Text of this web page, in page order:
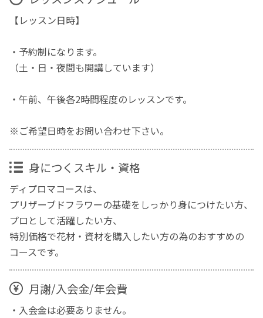
【レッスン日時】
・予約制になります。
（土・日・夜間も開講しています）
・午前、午後各2時間程度のレッスンです。
※ご希望日時をお問い合わせ下さい。
身につくスキル・資格
ディプロマコースは、
プリザーブドフラワーの基礎をしっかり身につけたい方、
プロとして活躍したい方、
特別価格で花材・資材を購入したい方の為のおすすめの
コースです。
月謝/入会金/年会費
・入会金は必要ありません。